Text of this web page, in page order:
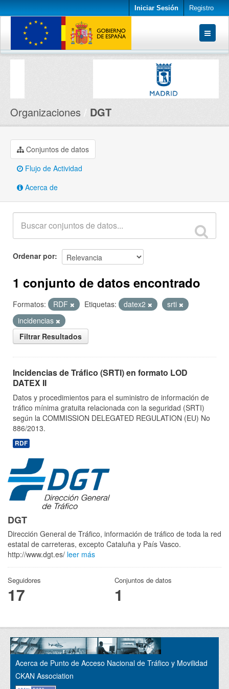
Iniciar Sesión Registro
Conjuntos de datos
Organizaciones DGT
Conjuntos de datos
Flujo de Actividad
Acerca de
Ordenar por
1 conjunto de datos encontrado
Formatos: RDF Etiquetas: datex2
srti
incidencias
Filtrar Resultados
Incidencias de Tráfico (SRTI) en formato LOD
DATEX II
Datos y procedimientos para el suministro de información de
tráfico mínima gratuita relacionada con la seguridad (SRTI)
según la COMMISSION DELEGATED REGULATION (EU) No
886/2013.
RDF
DGT
Dirección General de Tráfico, información de tráfico de toda la red
estatal de carreteras, excepto Cataluña y País Vasco.
http://www.dgt.es/ leer más
Seguidores
17
Conjuntos de datos
1
Acerca de Punto de Acceso Nacional de Tráfico y Movilidad
CKAN Association